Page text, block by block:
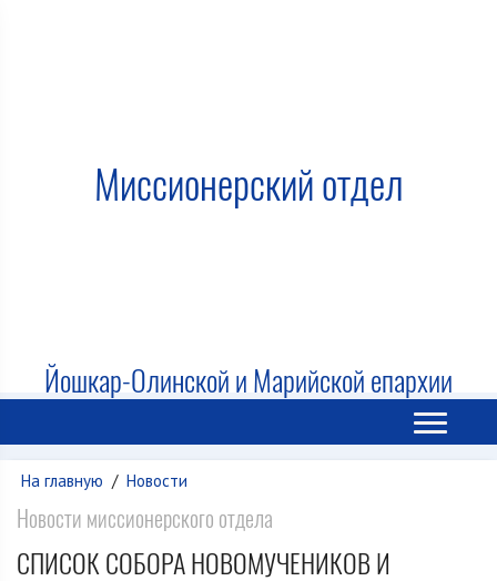
Миссионерский отдел
Йошкар-Олинской и Марийской епархии
На главную / Новости
Новости миссионерского отдела
СПИСОК СОБОРА НОВОМУЧЕНИКОВ И